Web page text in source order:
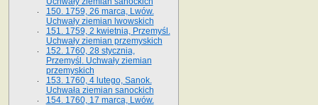
150. 1759, 26 marca, Lwów.
Uchwały ziemian lwowskich
151. 1759, 2 kwietnia, Przemyśl.
Uchwały ziemian przemyskich
152. 1760, 28 stycznia,
Przemyśl. Uchwały ziemian
przemyskich
153. 1760, 4 lutego, Sanok.
Uchwała ziemian sanockich
154. 1760, 17 marca, Lwów.